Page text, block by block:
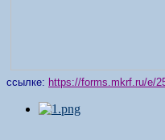
ссылке: https://forms.mkrf.ru/e/